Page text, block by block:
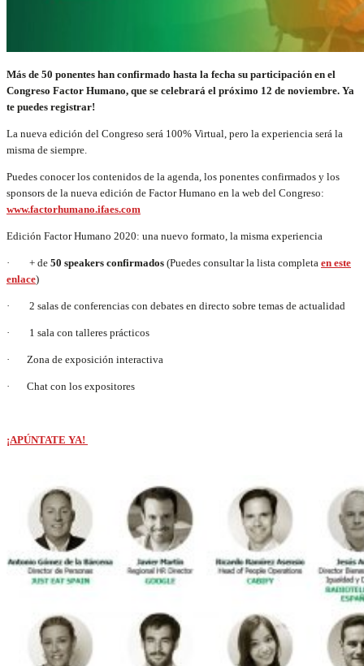
Más de 50 ponentes han confirmado hasta la fecha su participación en el
Congreso Factor Humano, que se celebrará el próximo 12 de noviembre. Ya
te puedes registrar!
La nueva edición del Congreso será 100% Virtual, pero la experiencia será la
misma de siempre.
Puedes conocer los contenidos de la agenda, los ponentes confirmados y los
sponsors de la nueva edición de Factor Humano en la web del Congreso:
www.factorhumano.ifaes.com
Edición Factor Humano 2020: una nuevo formato, la misma experiencia
· + de 50 speakers confirmados (Puedes consultar la lista completa en este
enlace)
· 2 salas de conferencias con debates en directo sobre temas de actualidad
· 1 sala con talleres prácticos
· Zona de exposición interactiva
· Chat con los expositores
¡APÚNTATE YA!